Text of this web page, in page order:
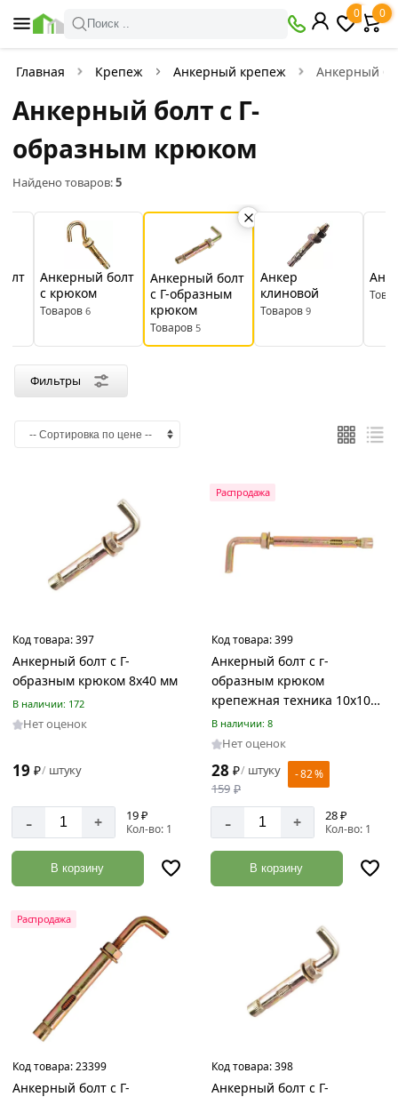
Поиск ..
0 0
Главная Крепеж Анкерный крепеж Анкерный
Анкерный болт с Г-
образным крюком
Найдено товаров:5
Анкерный болт
с крюком
Товаров 6
Анкерный болт
с Г-образным
крюком
Товаров 5
Анкер
клиновой
Товаров 9
Фильтры
Фильтры
Найдено товаров:5
В
Со
БОЛТА
техника
Цвет
производства
Китай
Материал
сталь
Сталь
Диаметр
мм
мм
мм
Код товара:397
Анкерный болт с Г-
образным крюком 8х40 мм
В наличии: 172
Нет оценок
19 ₽/ штуку
- + 19 ₽
Кол-во: 1
В корзину
Распродажа
Код товара:399
Анкерный болт с г-
образным крюком
крепежная техника 10x100
60124
В наличии: 8
Нет оценок
28 ₽/ штуку
159 ₽
- 82 %
- + 28 ₽
Кол-во: 1
В корзину
Распродажа
Код товара:23399
Анкерный болт с Г-
Код товара:398
Анкерный болт с Г-